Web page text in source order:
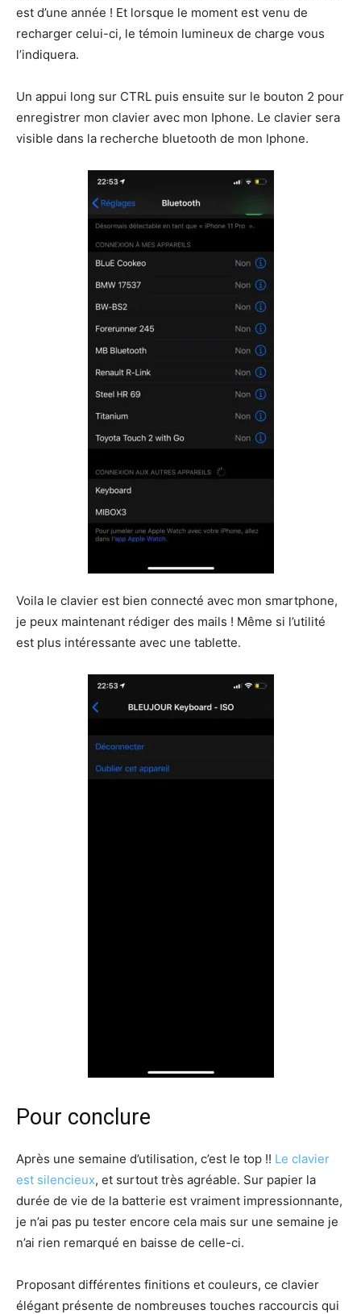
est d’une année ! Et lorsque le moment est venu de
recharger celui-ci, le témoin lumineux de charge vous
l’indiquera.
Un appui long sur CTRL puis ensuite sur le bouton 2 pour
enregistrer mon clavier avec mon Iphone. Le clavier sera
visible dans la recherche bluetooth de mon Iphone.
Voila le clavier est bien connecté avec mon smartphone,
je peux maintenant rédiger des mails ! Même si l’utilité
est plus intéressante avec une tablette.
Pour conclure
Après une semaine d’utilisation, c’est le top !! Le clavier
est silencieux, et surtout très agréable. Sur papier la
durée de vie de la batterie est vraiment impressionnante,
je n’ai pas pu tester encore cela mais sur une semaine je
n’ai rien remarqué en baisse de celle-ci.
Proposant différentes finitions et couleurs, ce clavier
élégant présente de nombreuses touches raccourcis qui